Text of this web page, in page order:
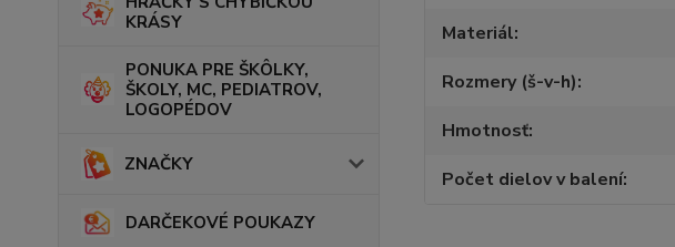
KRÁSY
PONUKA PRE ŠKÔLKY,
ŠKOLY, MC, PEDIATROV,
LOGOPÉDOV
ZNAČKY
DARČEKOVÉ POUKAZY
Materiál
Rozmery (š-v-h)
Hmotnosť
Počet dielov v balení